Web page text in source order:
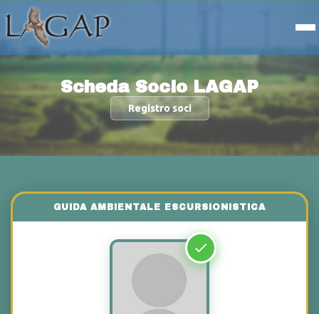
Scheda Socio LAGAP
Registro soci